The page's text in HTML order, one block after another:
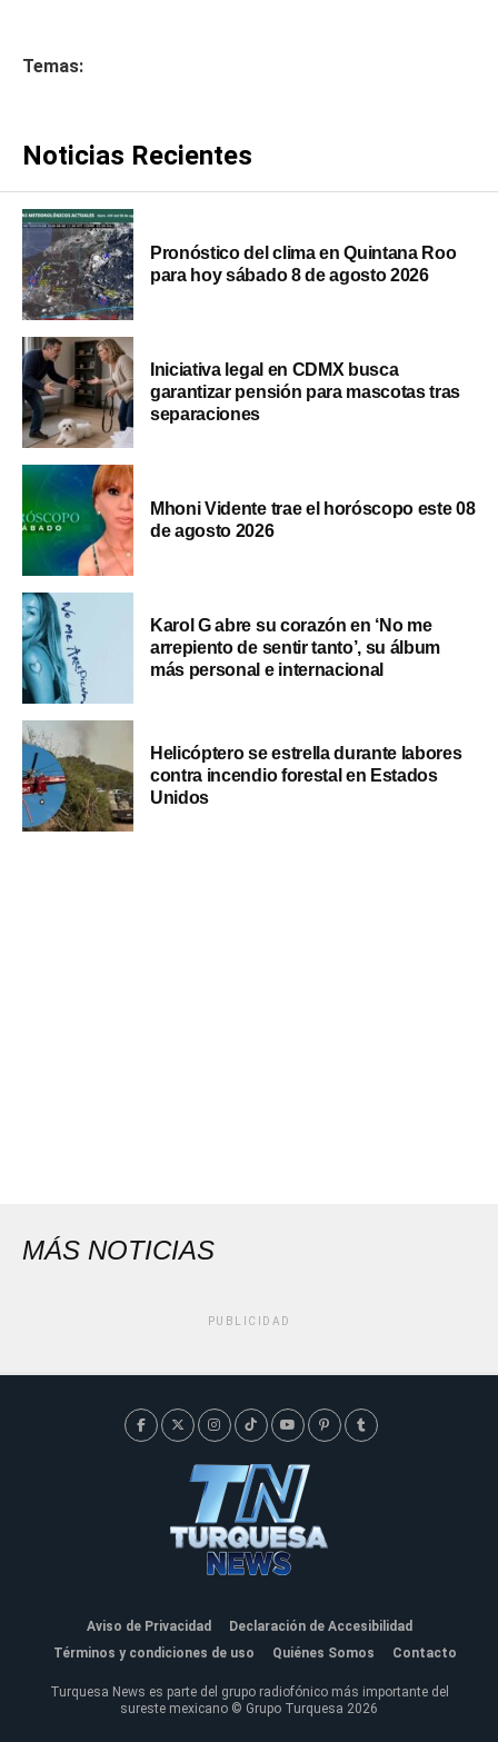
Temas:
Noticias Recientes
Pronóstico del clima en Quintana Roo
para hoy sábado 8 de agosto 2026
Iniciativa legal en CDMX busca
garantizar pensión para mascotas tras
separaciones
Mhoni Vidente trae el horóscopo este 08
de agosto 2026
Karol G abre su corazón en ‘No me
arrepiento de sentir tanto’, su álbum
más personal e internacional
Helicóptero se estrella durante labores
contra incendio forestal en Estados
Unidos
MÁS NOTICIAS
PUBLICIDAD
Aviso de Privacidad
Declaración de Accesibilidad
Términos y condiciones de uso
Quiénes Somos Contacto
Turquesa News es parte del grupo radiofónico más importante del
sureste mexicano © Grupo Turquesa 2026